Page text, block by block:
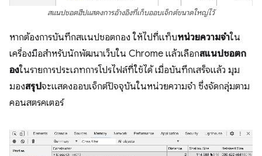
สแนปชอตฮีปแสดงการอ้างอิงที่เก็บออบเจ็กต์ขนาดใหญ่ไว้
หากต้องการบันทึกสแนปชอตกอง ให้ไปที่แท็บหน่วยความจําใน
เครื่องมือสําหรับนักพัฒนาเว็บใน Chrome แล้วเลือกสแนปชอตก
องในรายการประเภทการโปรไฟล์ที่ใช้ได้ เมื่อบันทึกเสร็จแล้ว มุม
มองสรุปจะแสดงออบเจ็กต์ปัจจุบันในหน่วยความจำ ซึ่งจัดกลุ่มตาม
คอนสตรคเตอร์